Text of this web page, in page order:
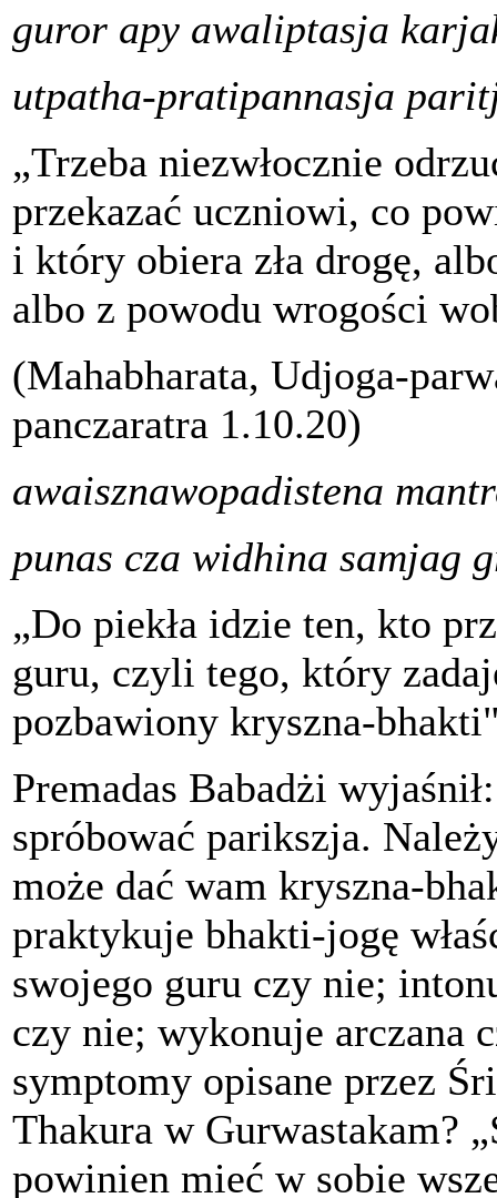
guror apy awaliptasja
utpatha-pratipannasja
„Trzeba niezwłocznie
przekazać uczniowi, co
i który obiera zła drogę,
albo z powodu wrogości
(Mahabharata, Udjoga-
panczaratra 1.10.20)
awaisznawopadistena
punas cza widhina samjag
„Do piekła idzie ten, kto
guru, czyli tego, który
pozbawiony kryszna-
Premadas Babadżi
spróbować parikszja.
może dać wam kryszna-
praktykuje bhakti-jogę
swojego guru czy nie;
czy nie; wykonuje arczana
symptomy opisane przez
Thakura w Gurwastakam?
powinien mieć w sobie